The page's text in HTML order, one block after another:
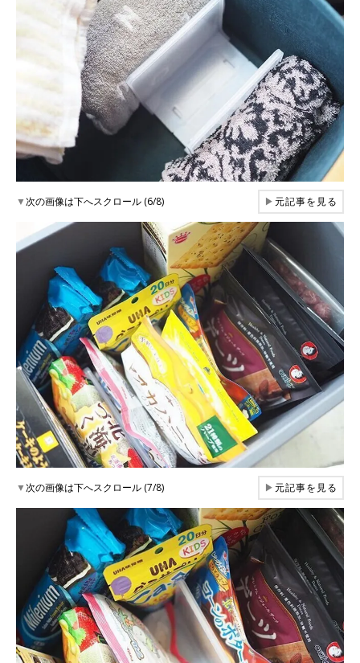
▼次の画像は下へスクロール (6/8) ▶元記事を見る
▼次の画像は下へスクロール (7/8) ▶元記事を見る